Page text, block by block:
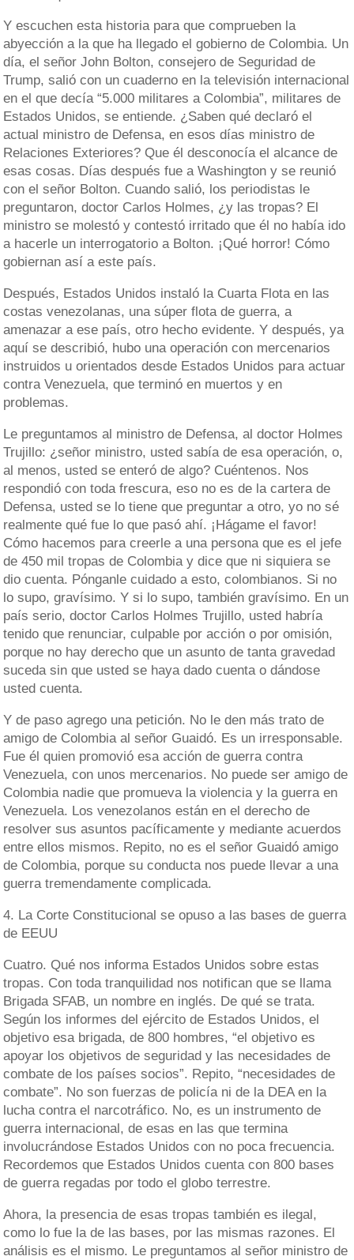
Y escuchen esta historia para que comprueben la
abyección a la que ha llegado el gobierno de Colombia. Un
día, el señor John Bolton, consejero de Seguridad de
Trump, salió con un cuaderno en la televisión internacional
en el que decía “5.000 militares a Colombia”, militares de
Estados Unidos, se entiende. ¿Saben qué declaró el
actual ministro de Defensa, en esos días ministro de
Relaciones Exteriores? Que él desconocía el alcance de
esas cosas. Días después fue a Washington y se reunió
con el señor Bolton. Cuando salió, los periodistas le
preguntaron, doctor Carlos Holmes, ¿y las tropas? El
ministro se molestó y contestó irritado que él no había ido
a hacerle un interrogatorio a Bolton. ¡Qué horror! Cómo
gobiernan así a este país.
Después, Estados Unidos instaló la Cuarta Flota en las
costas venezolanas, una súper flota de guerra, a
amenazar a ese país, otro hecho evidente. Y después, ya
aquí se describió, hubo una operación con mercenarios
instruidos u orientados desde Estados Unidos para actuar
contra Venezuela, que terminó en muertos y en
problemas.
Le preguntamos al ministro de Defensa, al doctor Holmes
Trujillo: ¿señor ministro, usted sabía de esa operación, o,
al menos, usted se enteró de algo? Cuéntenos. Nos
respondió con toda frescura, eso no es de la cartera de
Defensa, usted se lo tiene que preguntar a otro, yo no sé
realmente qué fue lo que pasó ahí. ¡Hágame el favor!
Cómo hacemos para creerle a una persona que es el jefe
de 450 mil tropas de Colombia y dice que ni siquiera se
dio cuenta. Pónganle cuidado a esto, colombianos. Si no
lo supo, gravísimo. Y si lo supo, también gravísimo. En un
país serio, doctor Carlos Holmes Trujillo, usted habría
tenido que renunciar, culpable por acción o por omisión,
porque no hay derecho que un asunto de tanta gravedad
suceda sin que usted se haya dado cuenta o dándose
usted cuenta.
Y de paso agrego una petición. No le den más trato de
amigo de Colombia al señor Guaidó. Es un irresponsable.
Fue él quien promovió esa acción de guerra contra
Venezuela, con unos mercenarios. No puede ser amigo de
Colombia nadie que promueva la violencia y la guerra en
Venezuela. Los venezolanos están en el derecho de
resolver sus asuntos pacíficamente y mediante acuerdos
entre ellos mismos. Repito, no es el señor Guaidó amigo
de Colombia, porque su conducta nos puede llevar a una
guerra tremendamente complicada.
4. La Corte Constitucional se opuso a las bases de guerra
de EEUU
Cuatro. Qué nos informa Estados Unidos sobre estas
tropas. Con toda tranquilidad nos notifican que se llama
Brigada SFAB, un nombre en inglés. De qué se trata.
Según los informes del ejército de Estados Unidos, el
objetivo esa brigada, de 800 hombres, “el objetivo es
apoyar los objetivos de seguridad y las necesidades de
combate de los países socios”. Repito, “necesidades de
combate”. No son fuerzas de policía ni de la DEA en la
lucha contra el narcotráfico. No, es un instrumento de
guerra internacional, de esas en las que termina
involucrándose Estados Unidos con no poca frecuencia.
Recordemos que Estados Unidos cuenta con 800 bases
de guerra regadas por todo el globo terrestre.
Ahora, la presencia de esas tropas también es ilegal,
como lo fue la de las bases, por las mismas razones. El
análisis es el mismo. Le preguntamos al señor ministro de